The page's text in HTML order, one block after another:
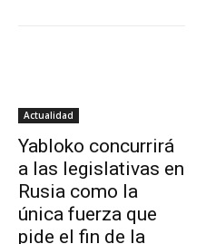
Actualidad
Yabloko concurrirá
a las legislativas en
Rusia como la
única fuerza que
pide el fin de la